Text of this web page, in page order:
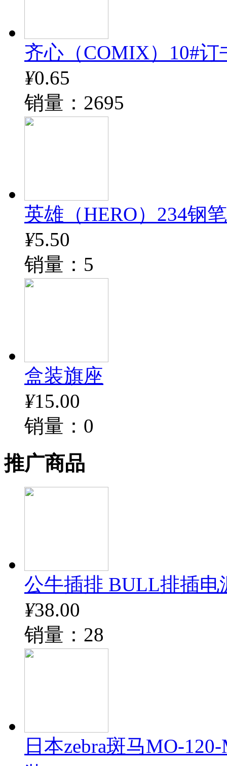
齐心（COMIX）10#订
¥0.65
销量：2695
英雄（HERO）234钢
¥5.50
销量：5
盒装旗座
¥15.00
销量：0
推广商品
公牛插排 BULL排插电
¥38.00
销量：28
日本zebra斑马MO-